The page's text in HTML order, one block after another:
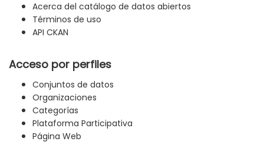
Acerca del catálogo de datos abiertos
Términos de uso
API CKAN
Acceso por perfiles
Conjuntos de datos
Organizaciones
Categorías
Plataforma Participativa
Página Web